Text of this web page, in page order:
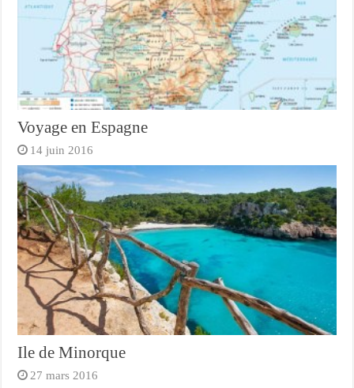
Voyage en Espagne
14 juin 2016
Ile de Minorque
27 mars 2016